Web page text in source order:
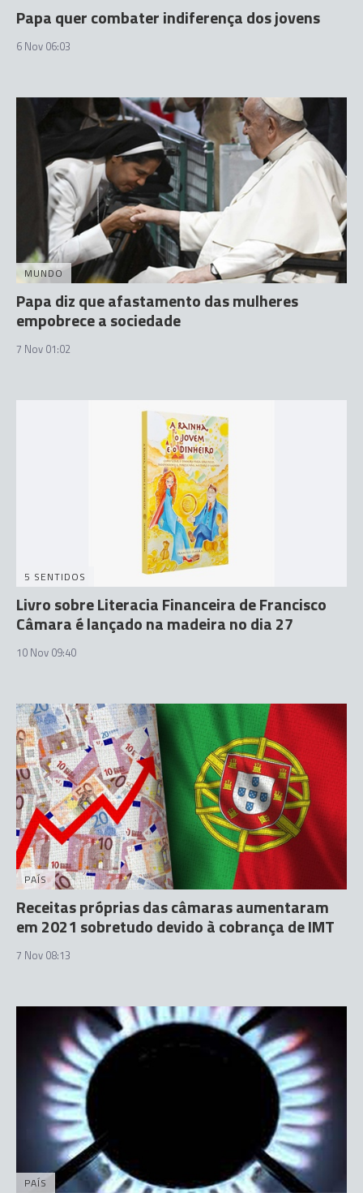
Papa quer combater indiferença dos jovens
6 Nov 06:03
MUNDO
Papa diz que afastamento das mulheres
empobrece a sociedade
7 Nov 01:02
5 SENTIDOS
Livro sobre Literacia Financeira de Francisco
Câmara é lançado na madeira no dia 27
10 Nov 09:40
PAÍS
Receitas próprias das câmaras aumentaram
em 2021 sobretudo devido à cobrança de IMT
7 Nov 08:13
PAÍS